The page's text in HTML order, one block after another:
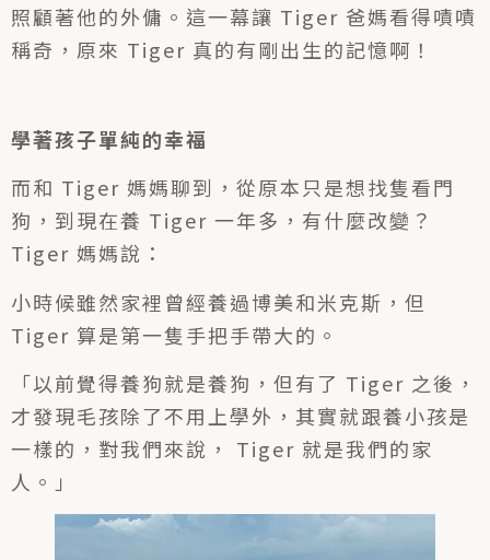
照顧著他的外傭。這一幕讓 Tiger 爸媽看得嘖嘖
稱奇，原來 Tiger 真的有剛出生的記憶啊！
學著孩子單純的幸福
而和 Tiger 媽媽聊到，從原本只是想找隻看門
狗，到現在養 Tiger 一年多，有什麼改變？
Tiger 媽媽說：
小時候雖然家裡曾經養過博美和米克斯，但
Tiger 算是第一隻手把手帶大的。
「以前覺得養狗就是養狗，但有了 Tiger 之後，
才發現毛孩除了不用上學外，其實就跟養小孩是
一樣的，對我們來說， Tiger 就是我們的家
人。」